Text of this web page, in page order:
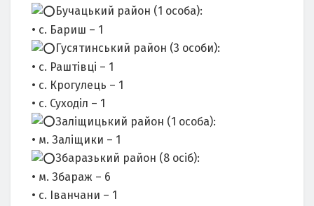
Бучацький район (1 особа):
• с. Бариш – 1
Гусятинський район (3 особи):
• с. Раштівці – 1
• с. Крогулець – 1
• с. Суходіл – 1
Заліщицький район (1 особа):
• м. Заліщики – 1
Збаразький район (8 осіб):
• м. Збараж – 6
• с. Іванчани – 1